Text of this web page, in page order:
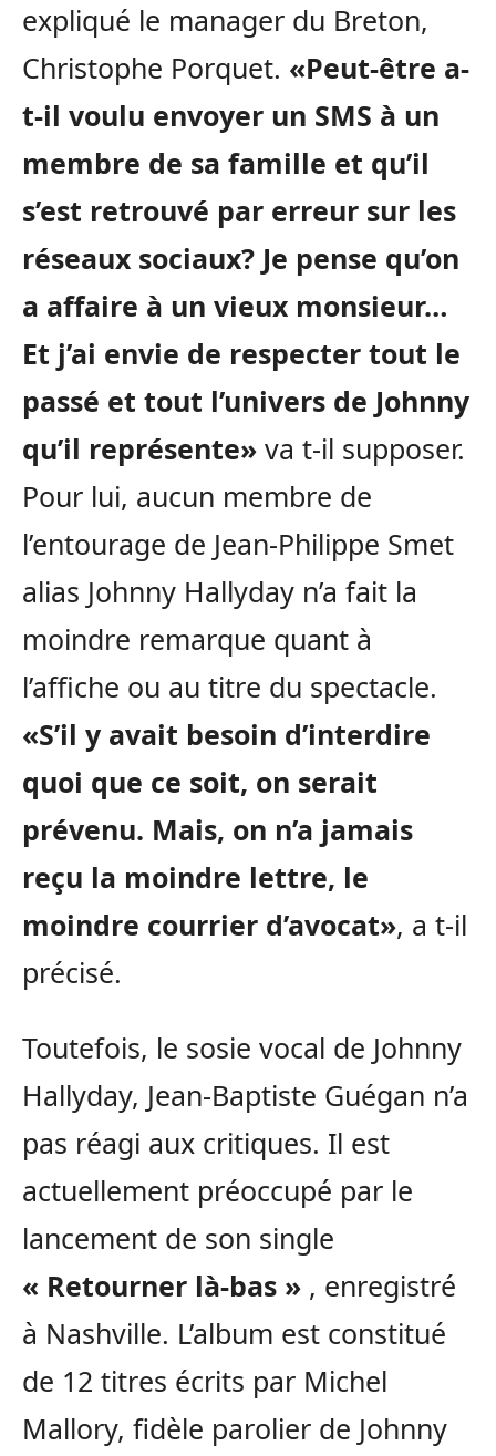
expliqué le manager du Breton,
Christophe Porquet. «Peut-être a-
t-il voulu envoyer un SMS à un
membre de sa famille et qu’il
s’est retrouvé par erreur sur les
réseaux sociaux? Je pense qu’on
a affaire à un vieux monsieur…
Et j’ai envie de respecter tout le
passé et tout l’univers de Johnny
qu’il représente» va t-il supposer.
Pour lui, aucun membre de
l’entourage de Jean-Philippe Smet
alias Johnny Hallyday n’a fait la
moindre remarque quant à
l’affiche ou au titre du spectacle.
«S’il y avait besoin d’interdire
quoi que ce soit, on serait
prévenu. Mais, on n’a jamais
reçu la moindre lettre, le
moindre courrier d’avocat», a t-il
précisé.
Toutefois, le sosie vocal de Johnny
Hallyday, Jean-Baptiste Guégan n’a
pas réagi aux critiques. Il est
actuellement préoccupé par le
lancement de son single
« Retourner là-bas » , enregistré
à Nashville. L’album est constitué
de 12 titres écrits par Michel
Mallory, fidèle parolier de Johnny